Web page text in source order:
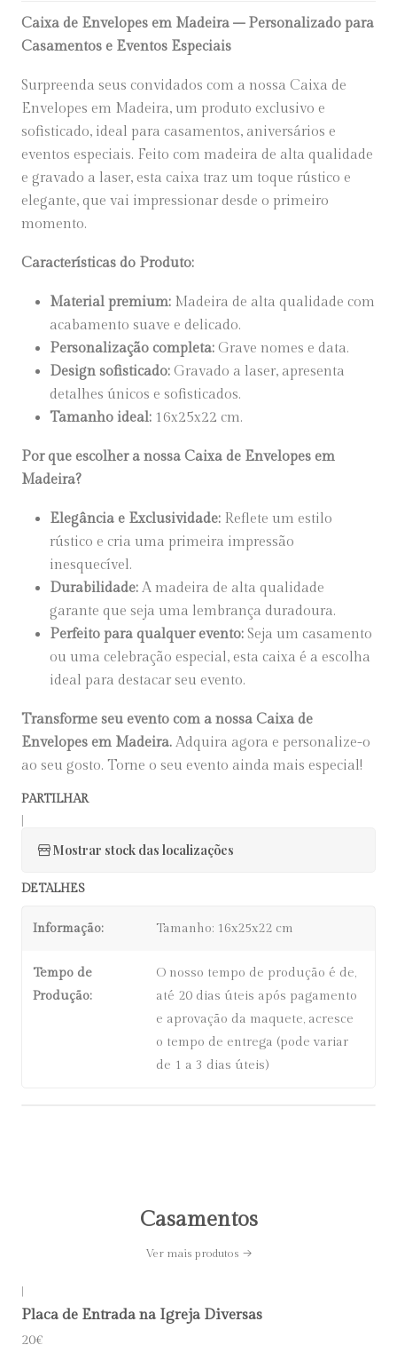
Caixa de Envelopes em Madeira – Personalizado para
Casamentos e Eventos Especiais
Surpreenda seus convidados com a nossa Caixa de
Envelopes em Madeira, um produto exclusivo e
sofisticado, ideal para casamentos, aniversários e
eventos especiais. Feito com madeira de alta qualidade
e gravado a laser, esta caixa traz um toque rústico e
elegante, que vai impressionar desde o primeiro
momento.
Características do Produto:
Material premium: Madeira de alta qualidade com
acabamento suave e delicado.
Personalização completa: Grave nomes e data.
Design sofisticado: Gravado a laser, apresenta
detalhes únicos e sofisticados.
Tamanho ideal: 16x25x22 cm.
Por que escolher a nossa Caixa de Envelopes em
Madeira?
Elegância e Exclusividade: Reflete um estilo
rústico e cria uma primeira impressão
inesquecível.
Durabilidade: A madeira de alta qualidade
garante que seja uma lembrança duradoura.
Perfeito para qualquer evento: Seja um casamento
ou uma celebração especial, esta caixa é a escolha
ideal para destacar seu evento.
Transforme seu evento com a nossa Caixa de
Envelopes em Madeira. Adquira agora e personalize-o
ao seu gosto. Torne o seu evento ainda mais especial!
PARTILHAR
Mostrar stock das localizações
DETALHES
Informação: Tamanho: 16x25x22 cm
Tempo de
Produção:
O nosso tempo de produção é de,
até 20 dias úteis após pagamento
e aprovação da maquete, acresce
o tempo de entrega (pode variar
de 1 a 3 dias úteis)
Casamentos
Ver mais produtos
Placa de Entrada na Igreja Diversas
20€